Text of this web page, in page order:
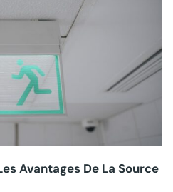
Avantages De La Source